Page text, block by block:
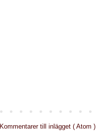
Kommentarer till inlägget ( Atom )